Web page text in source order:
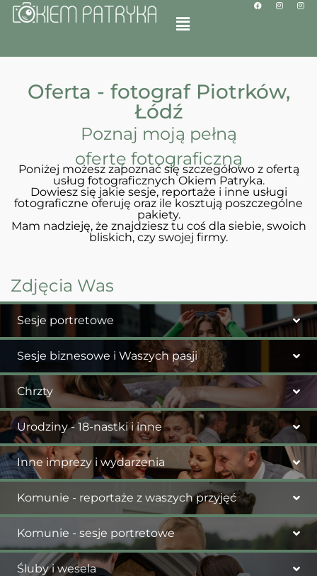
Oferta - fotograf Piotrków,
Łódź
Poznaj moją pełną
ofertę fotograficzną
Poniżej możesz zapoznać się szczegółowo z ofertą
usług fotograficznych Okiem Patryka.
Dowiesz się jakie sesje, reportaże i inne usługi
fotograficzne oferuję oraz ile kosztują poszczególne
pakiety.
Mam nadzieję, że znajdziesz tu coś dla siebie, swoich
bliskich, czy swojej firmy.
Zdjęcia Was
Sesje portretowe
Sesje biznesowe i Waszych pasji
Chrzty
Urodziny - 18-nastki i inne
Inne imprezy i wydarzenia
Komunie - reportaże z waszych przyjęć
Komunie - sesje portretowe
Śluby i wesela